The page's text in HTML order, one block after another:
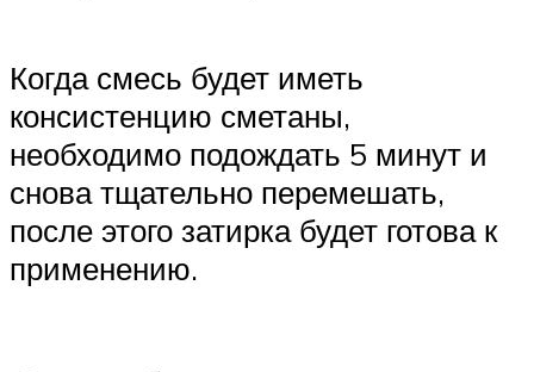
Когда смесь будет иметь
консистенцию сметаны,
необходимо подождать 5 минут и
снова тщательно перемешать,
после этого затирка будет готова к
применению.